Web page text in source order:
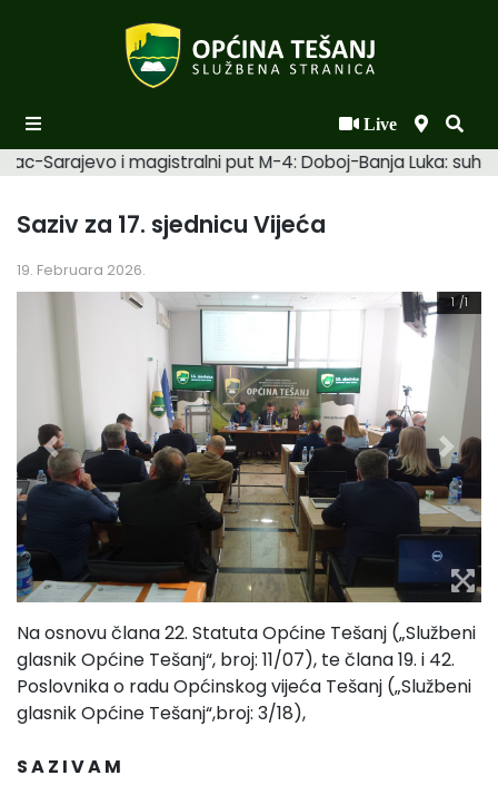
Live
Podaci o Općini
Biznis
Općinski načelnik
Općinsko vijeće
Uprava
Sarajevo i magistralni put M-4: Doboj-Banja Luka:
Saziv za 17. sjednicu Vijeća
19. Februara 2026.
1 /1
Na osnovu člana 22. Statuta Općine Tešanj („Službeni
glasnik Općine Tešanj“, broj: 11/07), te člana 19. i 42.
Poslovnika o radu Općinskog vijeća Tešanj („Službeni
glasnik Općine Tešanj“,broj: 3/18),
S A Z I V A M